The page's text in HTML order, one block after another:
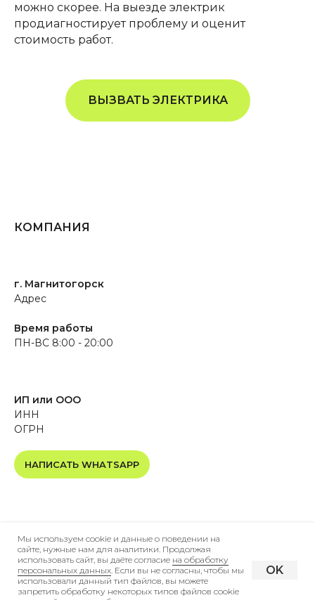
можно скорее. На выезде электрик
продиагностирует проблему и оценит
стоимость работ.
ВЫЗВАТЬ ЭЛЕКТРИКА
КОМПАНИЯ
г. Магнитогорск
Адрес
Время работы
ПН-ВС 8:00 - 20:00
ИП или ООО
ИНН
ОГРН
НАПИСАТЬ WHATSAPP
Мы используем cookie и данные о поведении на
сайте, нужные нам для аналитики. Продолжая
использовать сайт, вы даёте согласие на обработку
персональных данных. Если вы не согласны, чтобы мы
использовали данный тип файлов, вы можете
запретить обработку некоторых типов файлов cookie
OK
Made on Tilda